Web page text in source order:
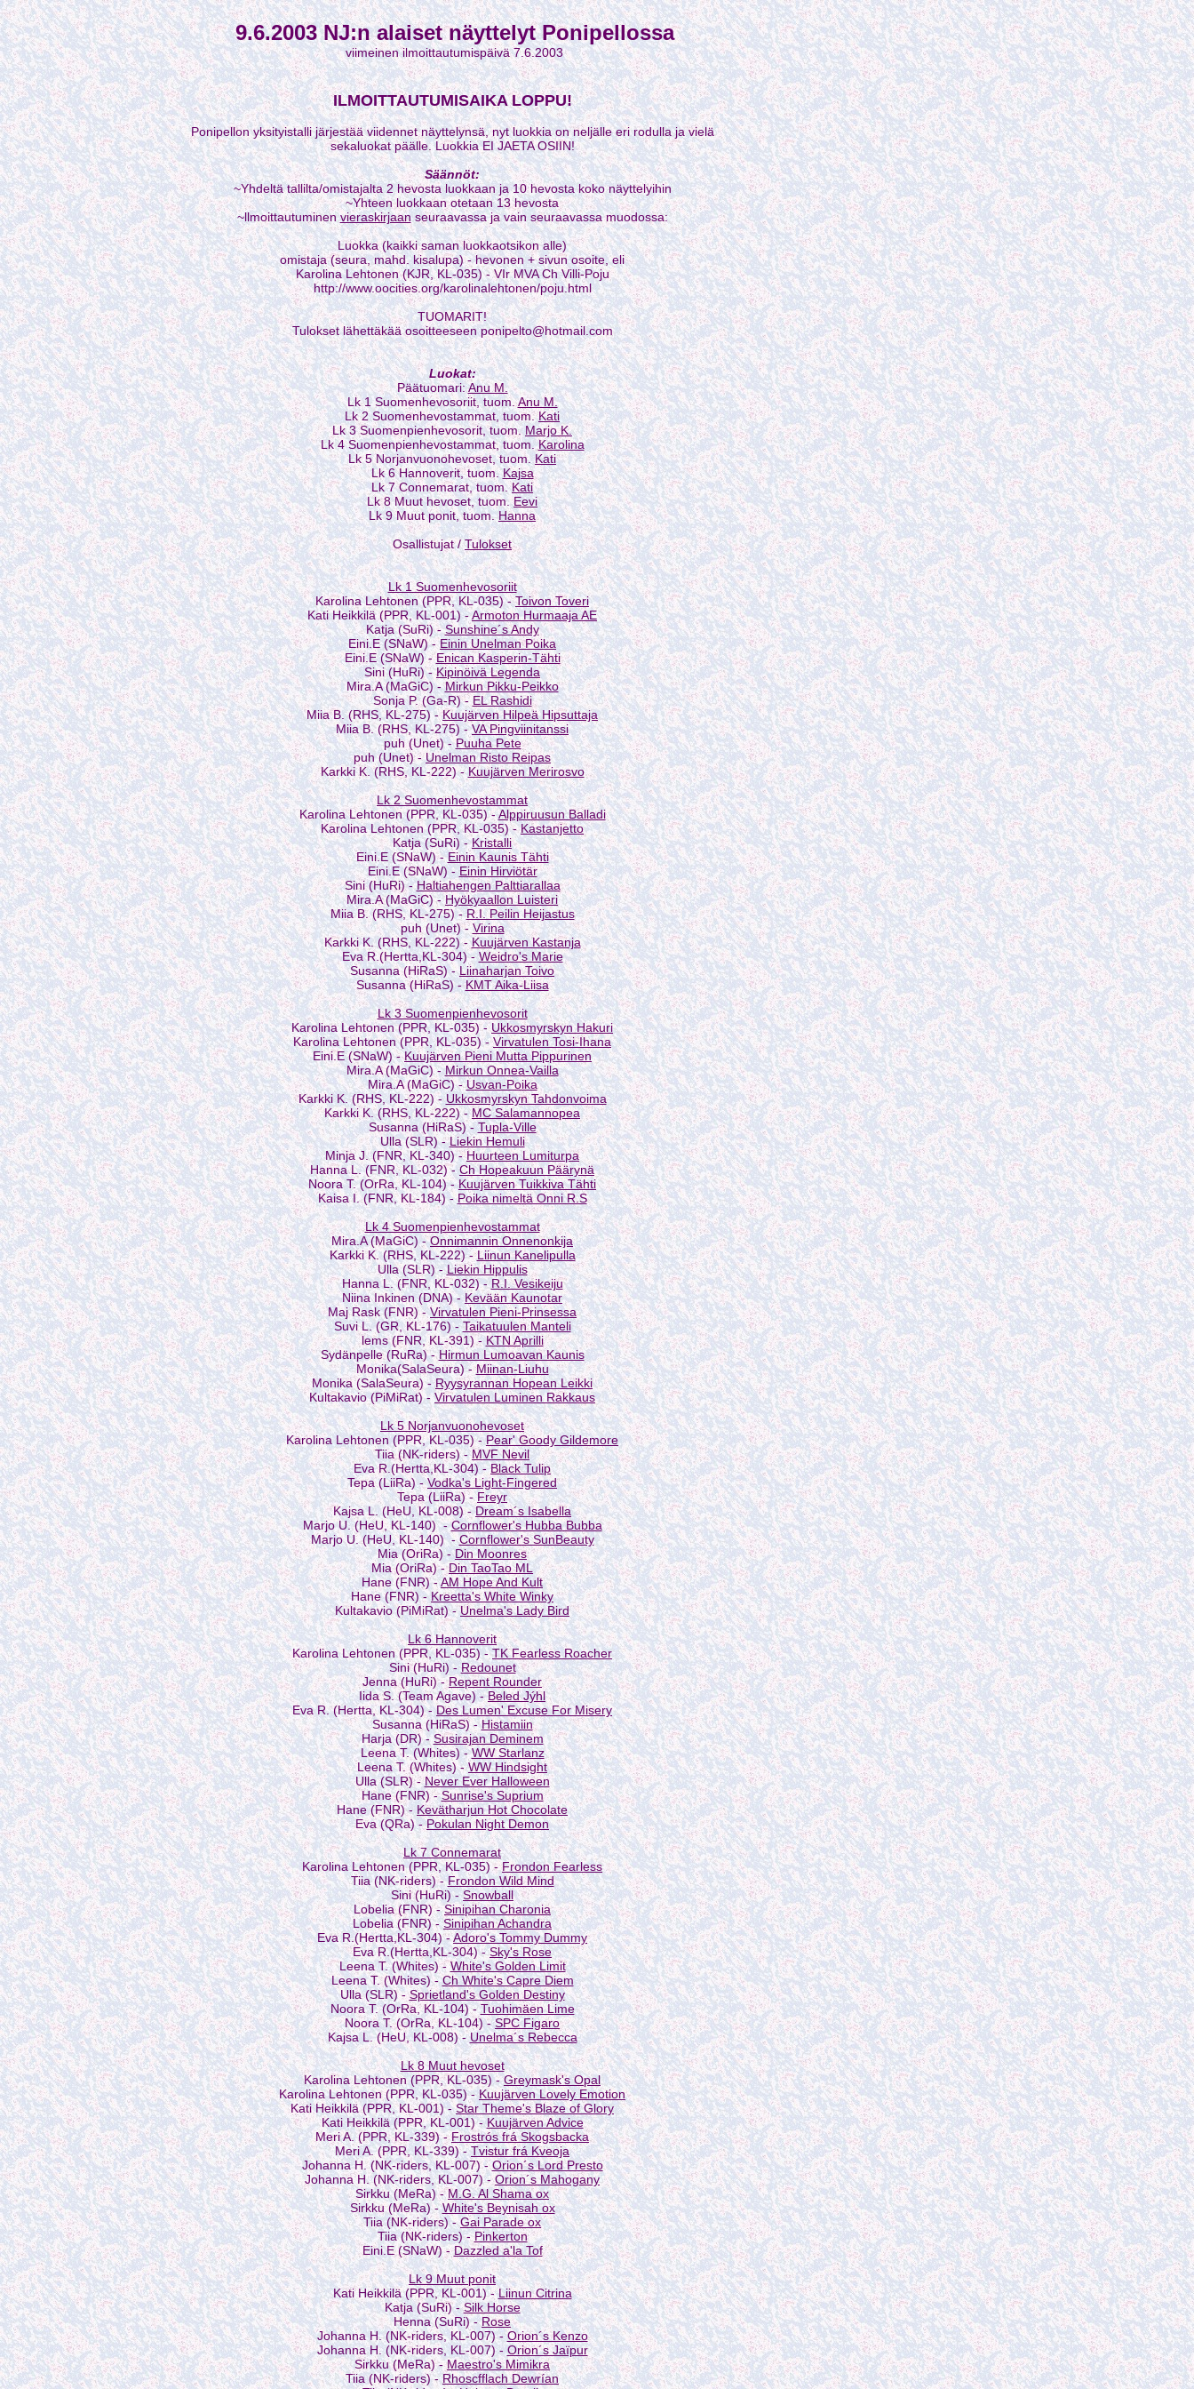
9.6.2003 NJ:n alaiset näyttelyt Ponipellossa
viimeinen ilmoittautumispäivä 7.6.2003
ILMOITTAUTUMISAIKA LOPPU!
Ponipellon yksityistalli järjestää viidennet näyttelynsä, nyt luokkia on neljälle eri rodulla ja vielä
sekaluokat päälle. Luokkia EI JAETA OSIIN!
Säännöt:
~Yhdeltä tallilta/omistajalta 2 hevosta luokkaan ja 10 hevosta koko näyttelyihin
~Yhteen luokkaan otetaan 13 hevosta
~llmoittautuminenvieraskirjaanseuraavassa ja vain seuraavassa muodossa:
Luokka (kaikki saman luokkaotsikon alle)
omistaja (seura, mahd. kisalupa) - hevonen + sivun osoite, eli
Karolina Lehtonen (KJR, KL-035) - VIr MVA Ch Villi-Poju
http://www.oocities.org/karolinalehtonen/poju.html
TUOMARIT!
Tulokset lähettäkää osoitteeseen ponipelto@hotmail.com
Luokat:
Päätuomari:Anu M.
Lk 1 Suomenhevosoriit, tuom.Anu M.
Lk 2 Suomenhevostammat, tuom.Kati
Lk 3 Suomenpienhevosorit, tuom. Marjo K.
Lk 4 Suomenpienhevostammat, tuom.Karolina
Lk 5 Norjanvuonohevoset, tuom.Kati
Lk 6 Hannoverit, tuom.Kajsa
Lk 7 Connemarat, tuom.Kati
Lk 8 Muut hevoset, tuom.Eevi
Lk 9 Muut ponit, tuom.Hanna
Osallistujat /Tulokset
Lk 1 Suomenhevosoriit
Karolina Lehtonen (PPR, KL-035) -Toivon Toveri
Kati Heikkilä (PPR, KL-001) -Armoton Hurmaaja AE
Katja (SuRi) -Sunshine´s Andy
Eini.E (SNaW) -Einin Unelman Poika
Eini.E (SNaW) -Enican Kasperin-Tähti
Sini (HuRi) -Kipinöivä Legenda
Mira.A (MaGiC) -Mirkun Pikku-Peikko
Sonja P. (Ga-R) -EL Rashidi
Miia B. (RHS, KL-275) -Kuujärven Hilpeä Hipsuttaja
Miia B. (RHS, KL-275) -VA Pingviinitanssi
puh (Unet) -Puuha Pete
puh (Unet) -Unelman Risto Reipas
Karkki K. (RHS, KL-222) -Kuujärven Merirosvo
Lk 2 Suomenhevostammat
Karolina Lehtonen (PPR, KL-035) -Alppiruusun Balladi
Karolina Lehtonen (PPR, KL-035) -Kastanjetto
Katja (SuRi) -Kristalli
Eini.E (SNaW) -Einin Kaunis Tähti
Eini.E (SNaW) - Einin Hirviötär
Sini (HuRi) -Haltiahengen Palttiarallaa
Mira.A (MaGiC) -Hyökyaallon Luisteri
Miia B. (RHS, KL-275) -R.I. Peilin Heijastus
puh (Unet) -Virina
Karkki K. (RHS, KL-222) -Kuujärven Kastanja
Eva R.(Hertta,KL-304) -Weidro's Marie
Susanna (HiRaS) -Liinaharjan Toivo
Susanna (HiRaS) -KMT Aika-Liisa
Lk 3 Suomenpienhevosorit
Karolina Lehtonen (PPR, KL-035) -Ukkosmyrskyn Hakuri
Karolina Lehtonen (PPR, KL-035) -Virvatulen Tosi-Ihana
Eini.E (SNaW) -Kuujärven Pieni Mutta Pippurinen
Mira.A (MaGiC) -Mirkun Onnea-Vailla
Mira.A (MaGiC) -Usvan-Poika
Karkki K. (RHS, KL-222) -Ukkosmyrskyn Tahdonvoima
Karkki K. (RHS, KL-222) -MC Salamannopea
Susanna (HiRaS) - Tupla-Ville
Ulla (SLR) -Liekin Hemuli
Minja J. (FNR, KL-340) -Huurteen Lumiturpa
Hanna L. (FNR, KL-032) -Ch Hopeakuun Päärynä
Noora T. (OrRa, KL-104) -Kuujärven Tuikkiva Tähti
Kaisa I. (FNR, KL-184) -Poika nimeltä Onni R.S
Lk 4 Suomenpienhevostammat
Mira.A (MaGiC) -Onnimannin Onnenonkija
Karkki K. (RHS, KL-222) -Liinun Kanelipulla
Ulla (SLR) -Liekin Hippulis
Hanna L. (FNR, KL-032) -R.I. Vesikeiju
Niina Inkinen (DNA) - Kevään Kaunotar
Maj Rask (FNR) -Virvatulen Pieni-Prinsessa
Suvi L. (GR, KL-176) - Taikatuulen Manteli
lems (FNR, KL-391) -KTN Aprilli
Sydänpelle (RuRa) -Hirmun Lumoavan Kaunis
Monika(SalaSeura) -Miinan-Liuhu
Monika (SalaSeura) -Ryysyrannan Hopean Leikki
Kultakavio (PiMiRat) -Virvatulen Luminen Rakkaus
Lk 5 Norjanvuonohevoset
Karolina Lehtonen (PPR, KL-035) - Pear' Goody Gildemore
Tiia (NK-riders) -MVF Nevil
Eva R.(Hertta,KL-304) -Black Tulip
Tepa (LiiRa) -Vodka's Light-Fingered
Tepa (LiiRa) -Freyr
Kajsa L. (HeU, KL-008) -Dream´s Isabella
Marjo U. (HeU, KL-140) -Cornflower's Hubba Bubba
Marjo U. (HeU, KL-140) -Cornflower's SunBeauty
Mia (OriRa) -Din Moonres
Mia (OriRa) -Din TaoTao ML
Hane (FNR) - AM Hope And Kult
Hane (FNR) -Kreetta's White Winky
Kultakavio (PiMiRat) -Unelma's Lady Bird
Lk 6 Hannoverit
Karolina Lehtonen (PPR, KL-035) -TK Fearless Roacher
Sini (HuRi) - Redounet
Jenna (HuRi) -Repent Rounder
Iida S. (Team Agave) -Beled Jýhl
Eva R. (Hertta, KL-304) -Des Lumen' Excuse For Misery
Susanna (HiRaS) -Histamiin
Harja (DR) -Susirajan Deminem
Leena T. (Whites) -WW Starlanz
Leena T. (Whites) -WW Hindsight
Ulla (SLR) -Never Ever Halloween
Hane (FNR) -Sunrise's Suprium
Hane (FNR) - Kevätharjun Hot Chocolate
Eva (QRa) -Pokulan Night Demon
Lk 7 Connemarat
Karolina Lehtonen (PPR, KL-035) -Frondon Fearless
Tiia (NK-riders) -Frondon Wild Mind
Sini (HuRi) - Snowball
Lobelia (FNR) -Sinipihan Charonia
Lobelia (FNR) -Sinipihan Achandra
Eva R.(Hertta,KL-304) -Adoro's Tommy Dummy
Eva R.(Hertta,KL-304) -Sky's Rose
Leena T. (Whites) -White's Golden Limit
Leena T. (Whites) -Ch White's Capre Diem
Ulla (SLR) -Sprietland's Golden Destiny
Noora T. (OrRa, KL-104) -Tuohimäen Lime
Noora T. (OrRa, KL-104) -SPC Figaro
Kajsa L. (HeU, KL-008) -Unelma´s Rebecca
Lk 8 Muut hevoset
Karolina Lehtonen (PPR, KL-035) -Greymask's Opal
Karolina Lehtonen (PPR, KL-035) -Kuujärven Lovely Emotion
Kati Heikkilä (PPR, KL-001) -Star Theme's Blaze of Glory
Kati Heikkilä (PPR, KL-001) - Kuujärven Advice
Meri A. (PPR, KL-339) -Frostrós frá Skogsbacka
Meri A. (PPR, KL-339) -Tvistur frá Kveoja
Johanna H. (NK-riders, KL-007) -Orion´s Lord Presto
Johanna H. (NK-riders, KL-007) -Orion´s Mahogany
Sirkku (MeRa) -M.G. Al Shama ox
Sirkku (MeRa) -White's Beynisah ox
Tiia (NK-riders) -Gai Parade ox
Tiia (NK-riders) -Pinkerton
Eini.E (SNaW) -Dazzled a'la Tof
Lk 9 Muut ponit
Kati Heikkilä (PPR, KL-001) -Liinun Citrina
Katja (SuRi) -Silk Horse
Henna (SuRi) -Rose
Johanna H. (NK-riders, KL-007) -Orion´s Kenzo
Johanna H. (NK-riders, KL-007) -Orion´s Jaïpur
Sirkku (MeRa) -Maestro's Mimikra
Tiia (NK-riders) -Rhoscfflach Dewrían